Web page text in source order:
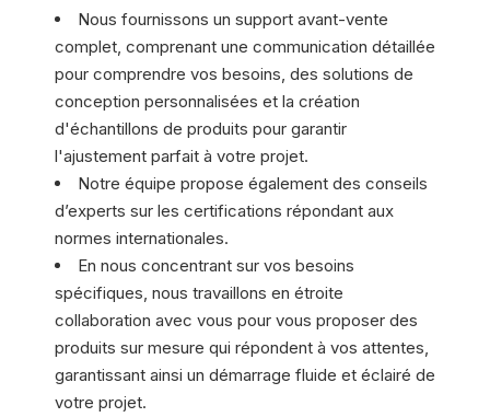
Nous fournissons un support avant-vente
complet, comprenant une communication détaillée
pour comprendre vos besoins, des solutions de
conception personnalisées et la création
d'échantillons de produits pour garantir
l'ajustement parfait à votre projet.
Notre équipe propose également des conseils
d’experts sur les certifications répondant aux
normes internationales.
En nous concentrant sur vos besoins
spécifiques, nous travaillons en étroite
collaboration avec vous pour vous proposer des
produits sur mesure qui répondent à vos attentes,
garantissant ainsi un démarrage fluide et éclairé de
votre projet.